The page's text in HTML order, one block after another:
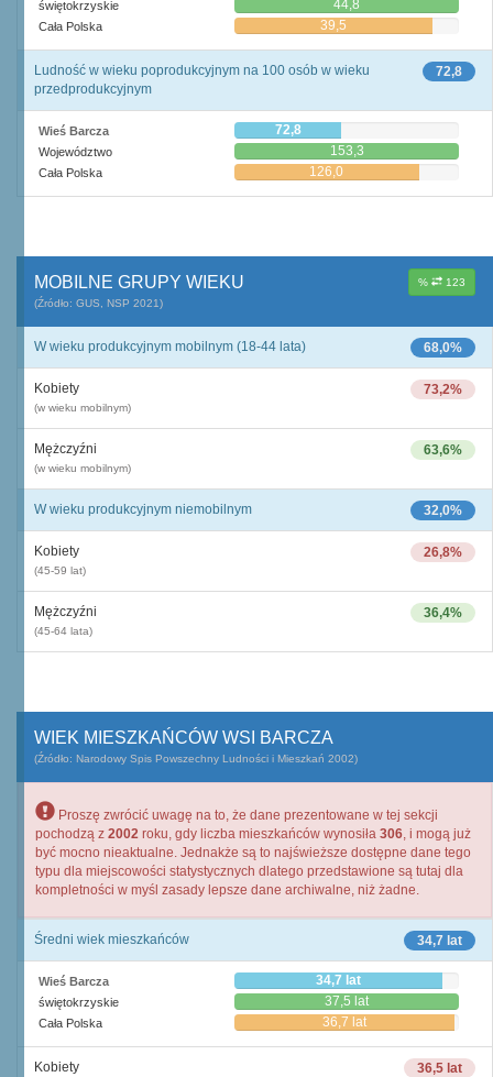
świętokrzyskie 44,8
Cała Polska 39,5
72,8
Ludność w wieku poprodukcyjnym na 100 osób w wieku
przedprodukcyjnym
Wieś Barcza 72,8
Województwo 153,3
Cała Polska 126,0
% 123
MOBILNE GRUPY WIEKU
(Źródło: GUS, NSP 2021)
68,0%
W wieku produkcyjnym mobilnym (18-44 lata)
73,2%
Kobiety
(w wieku mobilnym)
63,6%
Mężczyźni
(w wieku mobilnym)
32,0%
W wieku produkcyjnym niemobilnym
26,8%
Kobiety
(45-59 lat)
36,4%
Mężczyźni
(45-64 lata)
WIEK MIESZKAŃCÓW WSI BARCZA
(Źródło: Narodowy Spis Powszechny Ludności i Mieszkań 2002)
Proszę zwrócić uwagę na to, że dane prezentowane w tej sekcji
pochodzą z 2002 roku, gdy liczba mieszkańców wynosiła 306, i mogą już
być mocno nieaktualne. Jednakże są to najświeższe dostępne dane tego
typu dla miejscowości statystycznych dlatego przedstawione są tutaj dla
kompletności w myśl zasady lepsze dane archiwalne, niż żadne.
34,7 lat
Średni wiek mieszkańców
Wieś Barcza 34,7 lat
świętokrzyskie 37,5 lat
Cała Polska 36,7 lat
36,5 lat
Kobiety